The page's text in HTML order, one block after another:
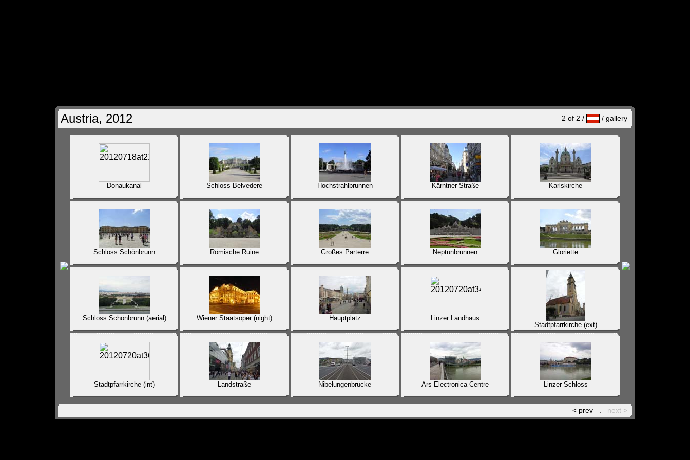
Austria, 2012 2 of 2 / / gallery
Donaukanal Schloss Belvedere Hochstrahlbrunnen Kärntner Straße Karlskirche
Schloss Schönbrunn Römische Ruine Großes Parterre Neptunbrunnen Gloriette
Schloss Schönbrunn (aerial) Wiener Staatsoper (night) Hauptplatz
Linzer Landhaus
Stadtpfarrkirche (ext)
Stadtpfarrkirche (int) Landstraße Nibelungenbrücke Ars Electronica Centre Linzer Schloss
< prev next >